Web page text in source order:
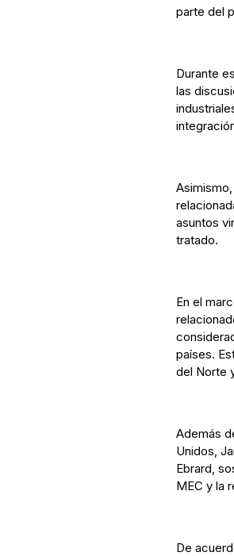
parte del
Durante
las
asuntos
tratado.
En el
países.
del Norte
Además
Unidos,
Ebrard,
MEC y la
De